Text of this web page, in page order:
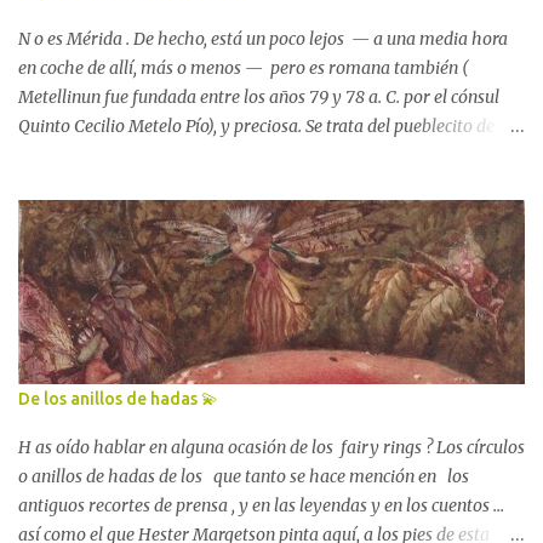
vida... Algo lo haría tropezar en medio de la locura . Angustiado, se
vio ...
N o es Mérida . De hecho, está un poco lejos — a una media hora
en coche de allí, más o menos — pero es romana también (
Metellinun fue fundada entre los años 79 y 78 a. C. por el cónsul
Quinto Cecilio Metelo Pío), y preciosa. Se trata del pueblecito de
un lugar tan pequeño y, a la vez, tan repletito de todo lo bello . A
ver, echa cuenta de lo que descubrí paso tras paso y ya verás como
acabas sacando una conclusión bastante bastante parecida. Es la
cuna del conquistador, ya ves. Y para él, en su honor, se erige una
estatua en una plaza grande y bonita . Voy a buscar una foto de
ella, espera, porfa. 🙏🏻 Lola Pérez García, "Estatua de Hernán
Cortés en Medellín" Mira, es esta. De la plaza enterita no tengo
No nos detengamos que aún nos queda mucho camino por andar y
muchos...
De los anillos de hadas 💫
H as oído hablar en alguna ocasión de los fairy rings ? Los círculos
o anillos de hadas de los que tanto se hace mención en los
antiguos recortes de prensa , y en las leyendas y en los cuentos ...
así como el que Hester Margetson pinta aquí, a los pies de esta